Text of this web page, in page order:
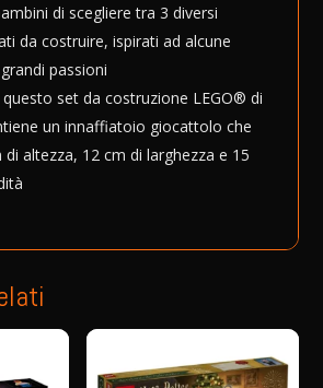
di scegliere tra 3 diversi
da costruire, ispirati ad alcune
passioni
set da costruzione LEGO® di
un innaffiatoio giocattolo che
altezza, 12 cm di larghezza e 15